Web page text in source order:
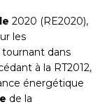
2020 (RE2020),
les
dans
à la RT2012,
énergétique
de la